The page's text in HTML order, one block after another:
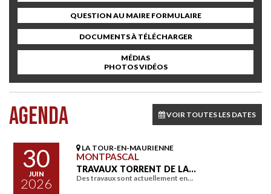
QUESTION AU MAIRE FORMULAIRE
DOCUMENTS À TÉLÉCHARGER
MÉDIAS
PHOTOS VIDÉOS
AGENDA VOIR TOUTES LES DATES
30
JUIN
2026
LA TOUR-EN-MAURIENNE
MONTPASCAL
TRAVAUX TORRENT DE LA…
Des travaux sont actuellement en…